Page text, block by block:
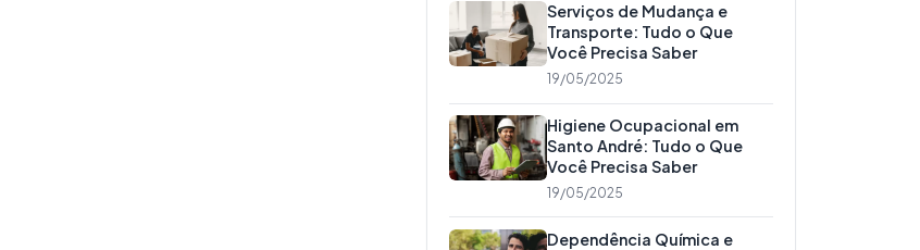
Serviços de Mudança e
Transporte: Tudo o Que
Você Precisa Saber
19/05/2025
Higiene Ocupacional em
Santo André: Tudo o Que
Você Precisa Saber
19/05/2025
Dependência Química e